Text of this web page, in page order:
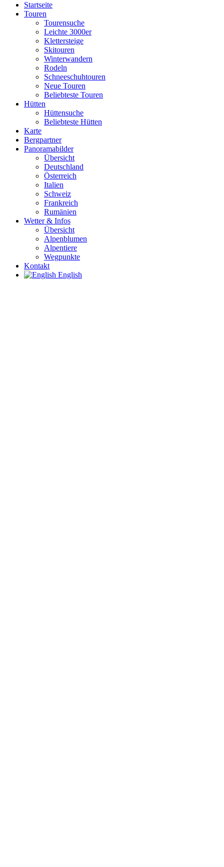
Startseite
Touren
Tourensuche
Leichte 3000er
Klettersteige
Skitouren
Winterwandern
Rodeln
Schneeschuhtouren
Neue Touren
Beliebteste Touren
Hütten
Hüttensuche
Beliebteste Hütten
Karte
Bergpartner
Panoramabilder
Übersicht
Deutschland
Österreich
Italien
Schweiz
Frankreich
Rumänien
Wetter & Infos
Übersicht
Alpenblumen
Alpentiere
Wegpunkte
Kontakt
English